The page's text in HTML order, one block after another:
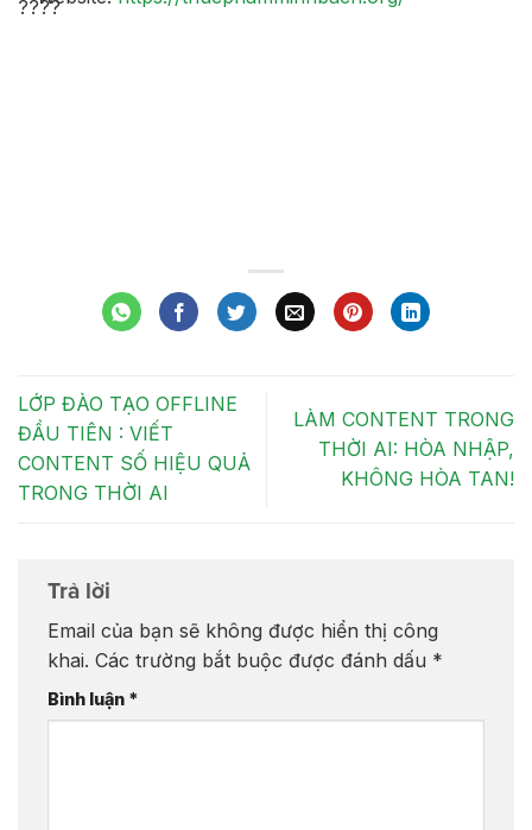
LỚP ĐÀO TẠO OFFLINE
ĐẦU TIÊN : VIẾT
CONTENT SỐ HIỆU QUẢ
TRONG THỜI AI
LÀM CONTENT TRONG
THỜI AI: HÒA NHẬP,
KHÔNG HÒA TAN!
Trả lời
Email của bạn sẽ không được hiển thị công
khai. Các trường bắt buộc được đánh dấu *
Bình luận *